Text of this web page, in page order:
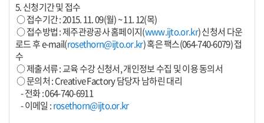
5. 신청기간 및 접수
○ 접수기간 : 2015. 11. 09(월) ~ 11. 12(목)
○ 접수방법 : 제주관광공사 홈페이지(www.ijto.or.kr) 신청서 다운
로드 후 e-mail(rosethorn@ijto.or.kr) 혹은 팩스(064-740-6079) 접
수
○ 제출서류 : 교육 수강 신청서, 개인정보 수집 및 이용 동의서
○ 문의처 : Creative Factory 담당자 남하린 대리
- 전화 : 064-740-6911
- 이메일 :rosethorn@ijto.or.kr